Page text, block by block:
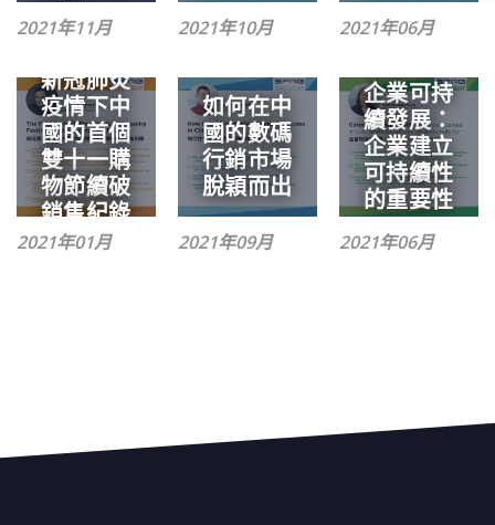
2021年11月 2021年10月 2021年06月
新冠肺炎
疫情下中
國的首個
雙十一購
物節續破
銷售紀錄
2021年01月
如何在中
國的數碼
行銷市場
脫穎而出
2021年09月
企業可持
續發展：
企業建立
可持續性
的重要性
2021年06月